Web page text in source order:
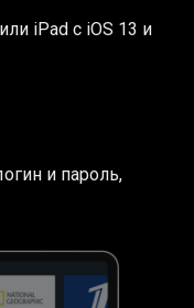
iPad с iOS 13 и
и пароль,